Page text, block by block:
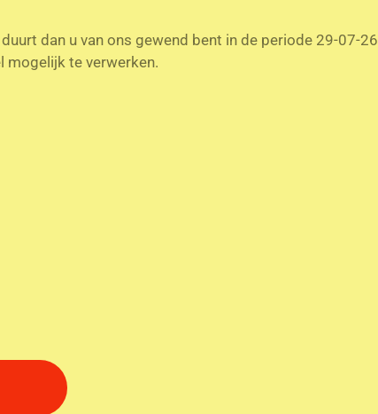
dan u van ons gewend bent in de periode 29-07-26
mogelijk te verwerken.